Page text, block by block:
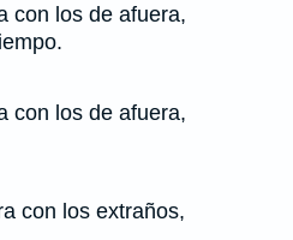
con los de afuera,
con los de afuera,
con los extraños,